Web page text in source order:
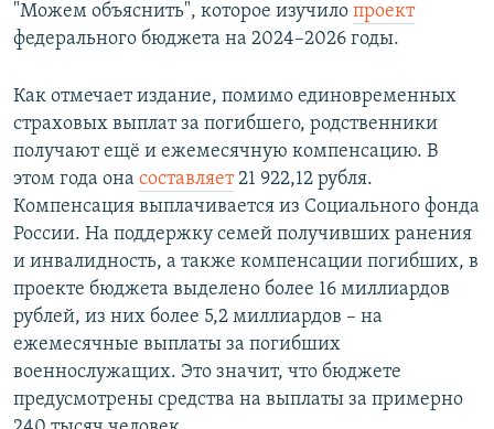
"Можем объяснить", которое изучило проект
федерального бюджета на 2024–2026 годы.
Как отмечает издание, помимо единовременных
страховых выплат за погибшего, родственники
получают ещё и ежемесячную компенсацию. В
этом года она составляет21 922,12 рубля.
Компенсация выплачивается из Социального фонда
России. На поддержку семей получивших ранения
и инвалидность, а также компенсации погибших, в
проекте бюджета выделено более 16 миллиардов
рублей, из них более 5,2 миллиардов – на
ежемесячные выплаты за погибших
военнослужащих. Это значит, что бюджете
предусмотрены средства на выплаты за примерно